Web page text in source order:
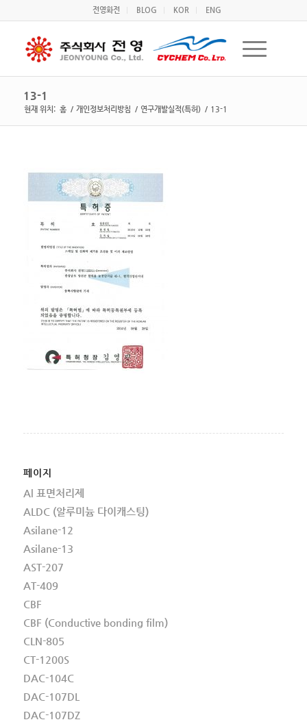
전영화전 BLOG KOR ENG
13-1
현재 위치: 홈 / 개인정보처리방침 / 연구개발실적(특허) / 13-1
페이지
Al 표면처리제
ALDC (알루미늄 다이캐스팅)
Asilane-12
Asilane-13
AST-207
AT-409
CBF
CBF (Conductive bonding film)
CLN-805
CT-1200S
DAC-104C
DAC-107DL
DAC-107DZ